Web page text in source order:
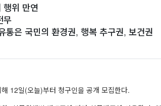
행위 만연
무
은 국민의 환경권, 행복 추구권, 보건권
12일(오늘)부터 청구인을 공개 모집한다.